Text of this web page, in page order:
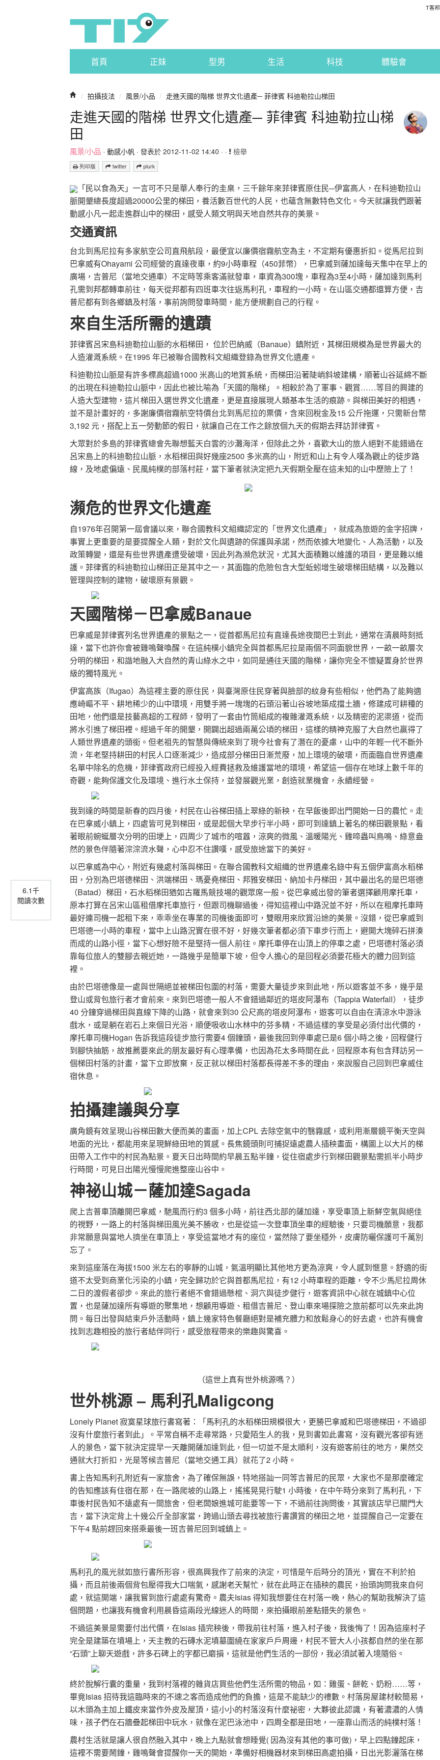
T客邦
首頁 正妹 型男 生活 科技 體驗會
/ 拍攝技法 / 風景/小品 / 走進天國的階梯 世界文化遺產─ 菲律賓 科迪勒拉山梯田
走進天國的階梯 世界文化遺產─ 菲律賓 科迪勒拉山梯
田
風景/小品 · 動感小帆 · 發表於 2012-11-02 14:40 · · 檢舉
列印版 twitter plurk
6.1千
閱讀次數
「民以食為天」一言可不只是華人奉行的圭臬，三千餘年來菲律賓原住民─伊富高人，在科迪勒拉山
脈開墾總長度超過20000公里的梯田，養活數百世代的人民，也蘊含無數特色文化。今天就讓我們跟著
動感小凡一起走進群山中的梯田，感受人類文明與天地自然共存的美景。
交通資訊
台北到馬尼拉有多家航空公司直飛航段，最便宜以廉價宿霧航空為主，不定期有優惠折扣。從馬尼拉到
巴拿威有Ohayami 公司經營的直達夜車，約9小時車程（450菲幣），巴拿威到薩加達每天集中在早上的
廣場，吉普尼（當地交通車）不定時等乘客滿就發車，車資為300塊，車程為3至4小時，薩加達到馬利
孔需到邦都轉車前往，每天從邦都有四班車次往返馬利孔，車程約一小時。在山區交通都還算方便，吉
普尼都有到各鄉鎮及村落，事前詢問發車時間，能方便規劃自己的行程。
來自生活所需的遺蹟
菲律賓呂宋島科迪勒拉山脈的水稻梯田， 位於巴納威（Banaue）鎮附近，其梯田規模為是世界最大的
人造灌溉系統。在1995 年已被聯合國教科文組織登錄為世界文化遺產。
科迪勒拉山脈是有許多標高超過1000 米高山的地質系統，而梯田沿著陡峭斜坡建構，順著山谷延綿不斷
的出現在科迪勒拉山脈中，因此也被比喻為「天國的階梯」。相較於為了軍事、觀賞……等目的興建的
人造大型建物，這片梯田入選世界文化遺產，更是直接展現人類基本生活的痕跡。與梯田美好的相遇，
並不是計畫好的，多謝廉價宿霧航空特價台北到馬尼拉的票價，含來回稅金及15 公斤拖運，只需新台幣
3,192 元，搭配上五一勞動節的假日，就讓自己在工作之餘放個九天的假期去拜訪菲律賓。
大眾對於多島的菲律賓總會先聯想藍天白雲的沙灘海洋，但除此之外，喜歡大山的旅人絕對不能錯過在
呂宋島上的科迪勒拉山脈，水稻梯田與好幾座2500 多米高的山，附近和山上有令人嘆為觀止的徒步路
線，及地處偏遠、民風純樸的部落村莊，當下筆者就決定把九天假期全壓在這未知的山中歷險上了！
瀕危的世界文化遺產
自1976年召開第一屆會議以來，聯合國教科文組織認定的「世界文化遺產」，就成為旅遊的金字招牌，
事實上更重要的是要提醒全人類，對於文化與遺跡的保護與承諾，然而依據大地變化、人為活動，以及
政策轉變，還是有些世界遺產遭受破壞，因此列為瀕危狀況，尤其大面積難以維護的項目，更是難以維
護。菲律賓的科迪勒拉山梯田正是其中之一，其面臨的危險包含大型蚯蚓增生破壞梯田結構，以及難以
管理與控制的建物，破壞原有景觀。
天國階梯－巴拿威Banaue
巴拿威是菲律賓列名世界遺產的景點之一，從首都馬尼拉有直達長途夜間巴士到此，通常在清晨時刻抵
達，當下也許你會被雞鳴聲喚醒。在這純樸小鎮完全與首都馬尼拉是兩個不同面貌世界，一畝一畝層次
分明的梯田，和諧地融入大自然的青山綠水之中，如同是通往天國的階梯，讓你完全不懷疑置身於世界
級的獨特風光。
伊富高族（Ifugao）為這裡主要的原住民，與臺灣原住民穿著與臉部的紋身有些相似，他們為了能夠適
應崎嶇不平、耕地稀少的山中環境，用雙手將一塊塊的石頭沿著山谷坡地築成擋土牆，修建成可耕種的
田地，他們還是技藝高超的工程師，發明了一套由竹筒組成的複雜灌溉系統，以及精密的泥渠道，從而
將水引進了梯田裡。經過千年的開墾，開闢出超過兩萬公頃的梯田，這樣的精神克服了大自然也贏得了
人類世界遺產的頭銜。但老祖先的智慧與傳統來到了現今社會有了潛在的憂慮，山中的年輕一代不斷外
流，年老堅持耕田的村民人口逐漸減少，造成部分梯田日漸荒廢，加上環境的破壞，而面臨自世界遺產
名單中除名的危機，菲律賓政府已經投入經費拯救及維護當地的環境，希望這一個存在地球上數千年的
奇觀，能夠保護文化及環境、進行水土保持，並發展觀光業，創造就業機會，永續經營。
我到達的時間是新春的四月後，村民在山谷梯田插上翠綠的新秧，在早飯後即出門開始一日的農忙。走
在巴拿威小鎮上，四處皆可見到梯田，或是起個大早步行半小時，即可到達鎮上著名的梯田觀景點，看
著眼前蜿蜒層次分明的田埂上，四周少了城市的喧囂，涼爽的微風、溫暖陽光、雞啼蟲叫鳥鳴、綠意盎
然的景色伴隨著淙淙流水聲，心中忍不住讚嘆，感受旅途當下的美好。
以巴拿威為中心，附近有幾處村落與梯田。在聯合國教科文組織的世界遺產名錄中有五個伊富高水稻梯
田，分別為巴塔德梯田、洪端梯田、瑪憂堯梯田、邦雅安梯田、納加卡丹梯田，其中最出名的是巴塔德
（Batad）梯田，石水稻梯田猶如古羅馬競技場的觀眾席一般。從巴拿威出發的筆者選擇顧用摩托車，
原本打算在呂宋山區租借摩托車旅行，但跟司機聊過後，得知這裡山中路況並不好，所以在租摩托車時
最好連司機一起租下來，乖乖坐在專業的司機後面即可，雙眼用來欣賞沿途的美景。沒錯，從巴拿威到
巴塔德一小時的車程，當中上山路況實在很不好，好幾次筆者都必須下車步行而上，避開大塊碎石拼湊
而成的山路小徑，當下心想好險不是堅持一個人前往。摩托車停在山頂上的停車之處，巴塔德村落必須
靠每位旅人的雙腳去親近她，一路幾乎是簡單下坡，但令人擔心的是回程必須要花極大的體力回到這
裡。
由於巴塔德像是一處與世隔絕並被梯田包圍的村落，需要大量徒步來到此地，所以遊客並不多，幾乎是
登山或背包旅行者才會前來。來到巴塔德一般人不會錯過鄰近的塔皮阿瀑布（Tappia Waterfall），徒步
40 分鐘穿過梯田與直線下降的山路，就會來到30 公尺高的塔皮阿瀑布，遊客可以自由在清涼水中游泳
戲水，或是躺在岩石上來個日光浴，順便吸收山水林中的芬多精，不過這樣的享受是必須付出代價的，
摩托車司機Hogan 告訴我這段徒步旅行需要4 個鐘頭，最後我回到停車處已是6 個小時之後，回程健行
到腳快抽筋，故推薦要來此的朋友最好有心理準備，也因為花太多時間在此，回程原本有包含拜訪另一
個梯田村落的計畫，當下立即放棄，反正就以梯田村落都長得差不多的理由，來說服自己回到巴拿威住
宿休息。
拍攝建議與分享
廣角鏡有效呈現山谷梯田數大便而美的畫面，加上CPL 去除空氣中的翳霧感，或利用漸層鏡平衡天空與
地面的光比，都能用來呈現鮮綠田地的質感。長焦鏡頭則可捕捉遠處農人插秧畫面，構圖上以大片的梯
田帶入工作中的村民為點景。夏天日出時間約早晨五點半鐘，從住宿處步行到梯田觀景點需抓半小時步
行時間，可見日出陽光慢慢爬進整座山谷中。
神祕山城－薩加達Sagada
爬上吉普車頂離開巴拿威，馳風而行約3 個多小時，前往西北部的薩加達，享受車頂上新鮮空氣與絕佳
的視野，一路上的村落與梯田風光美不勝收，也是從這一次登車頂坐車的經驗後，只要司機願意，我都
非常願意與當地人擠坐在車頂上，享受這當地才有的座位，當然除了要坐穩外，皮膚防曬保護可千萬別
忘了。
來到這座落在海拔1500 米左右的寧靜的山城，氣溫明顯比其他地方更為涼爽，令人感到愜意。舒適的街
道不太受到商業化污染的小鎮，完全歸功於它與首都馬尼拉，有12 小時車程的距離，令不少馬尼拉周休
二日的渡假者卻步。來此的旅行者絕不會錯過懸棺、洞穴與徒步健行，遊客資訊中心就在城鎮中心位
置，也是薩加達所有導遊的聚集地，想顧用導遊、租借吉普尼、登山車來場探險之旅前都可以先來此詢
問。每日出發與結束戶外活動時，鎮上幾家特色餐廳絕對是補充體力和放鬆身心的好去處，也許有機會
找到志趣相投的旅行者結伴同行，感受旅程帶來的樂趣與驚喜。
（這世上真有世外桃源嗎？）
世外桃源 – 馬利孔Maligcong
Lonely Planet 寂寞星球旅行書寫著：「馬利孔的水稻梯田規模很大，更勝巴拿威和巴塔德梯田，不過卻
沒有什麼旅行者到此」。平常自稱不走尋常路，只愛陌生人的我，見到書如此書寫，沒有觀光客卻有迷
人的景色，當下就決定提早一天離開薩加達到此，但一切並不是太順利，沒有遊客前往的地方，果然交
通就大打折扣，光是等候吉普尼（當地交通工具）就花了2 小時。
書上告知馬利孔附近有一家旅舍，為了確保無誤，特地搭訕一同等吉普尼的民眾，大家也不是那麼確定
的告知應該有住宿在那，在一路爬坡的山路上，搖搖晃晃行駛1 小時後，在中午時分來到了馬利孔，下
車後村民告知不遠處有一間旅舍，但老闆娘進城可能要等一下，不過前往詢問後，其實該店早已關門大
吉，當下決定背上十幾公斤全部家當，跨過山頭去尋找被旅行書讚賞的梯田之地，並提醒自己一定要在
下午4 點前趕回來搭乘最後一班吉普尼回到城鎮上。
馬利孔的風光就如旅行書所形容，很高興我作了前來的決定，可惜是午后時分的頂光，實在不利於拍
攝，而且前後兩個背包壓得我大口喘氣，感謝老天幫忙，就在此時正在插秧的農民，抬頭詢問我來自何
處，就這開端，讓我嘗到旅行處處有驚奇。農夫Isias 得知我想要住在村落一晚，熱心的幫助我解決了這
個問題，也讓我有機會利用晨昏這兩段光線迷人的時間，來拍攝眼前差點錯失的景色。
不過這美景是需要付出代價，在Isias 插完秧後，帶我前往村落，進入村子後，我後悔了！因為這座村子
完全是建築在墳場上，天主教的石磚水泥墳墓圍繞在家家戶戶周邊，村民不管大人小孩都自然的坐在那
“石頭”上聊天遊戲，許多石碑上的字都已磨損，這就是他們生活的一部份，我必須試著入境隨俗。
終於脫解行囊的重量，我到村落裡的雜貨店買些他們生活所需的物品，如：雞蛋、餅乾、奶粉……等，
畢竟Isias 招待我這臨時來的不速之客而造成他們的負擔，這是不能缺少的禮數。村落房屋建材較簡易，
以木頭為主加上鐵皮來當作外皮及屋頂，這小小的村落沒有什麼祕密，大夥彼此認識，有著濃濃的人情
味，孩子們在石牆疊起梯田中玩水，就像在泥巴泳池中，四周全都是田地，一座靠山而活的純樸村落！
農村生活就是讓人很自然融入其中，晚上九點就會想睡覺( 因為沒有其他的事可做)，早上四點鐘起床，
這裡不需要鬧鐘，雞鳴聲會提醒你一天的開始，準備好相機器材來到梯田高處拍攝，日出光影灑落在梯